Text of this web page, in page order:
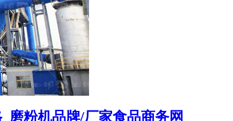
磨粉机品牌/厂家食品商务网